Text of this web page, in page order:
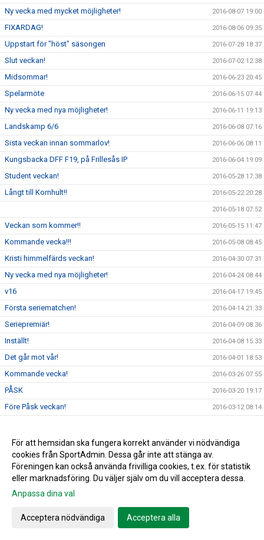
Ny vecka med mycket möjligheter! 2016-08-07 19:00
FIXARDAG! 2016-08-06 09:35
Uppstart för "höst" säsongen 2016-07-28 18:37
Slut veckan! 2016-07-02 12:38
Midsommar! 2016-06-23 20:45
Spelarmöte 2016-06-15 07:44
Ny vecka med nya möjligheter! 2016-06-11 19:13
Landskamp 6/6 2016-06-08 07:16
Sista veckan innan sommarlov! 2016-06-06 08:11
Kungsbacka DFF F19, på Frillesås IP 2016-06-04 19:09
Student veckan! 2016-05-28 17:38
Långt till Kornhult!! 2016-05-22 20:28
2016-05-18 07:52
Veckan som kommer!! 2016-05-15 11:47
Kommande vecka!!! 2016-05-08 08:45
Kristi himmelfärds veckan! 2016-04-30 07:31
Ny vecka med nya möjligheter! 2016-04-24 08:44
v16 2016-04-17 19:45
Första seriematchen! 2016-04-14 21:33
Seriepremiär! 2016-04-09 08:36
Inställt! 2016-04-08 15:33
Det går mot vår! 2016-04-01 18:53
Kommande vecka! 2016-03-26 07:55
PÅSK 2016-03-20 19:17
Före Påsk veckan! 2016-03-12 08:14
Serien 2016 2016-02-19 05:32
Vill du påverka! 2016-02-01 19:35
NYTT ÅR & NYA MÖJLIGHETER! 2016-01-07 08:49
God Jul & Gott Nytt År!
Äntligen är det klart!!
För att hemsidan ska fungera korrekt använder vi nödvändiga
cookies från SportAdmin. Dessa går inte att stänga av.
Föreningen kan också använda frivilliga cookies, t.ex. för statistik
eller marknadsföring. Du väljer själv om du vill acceptera dessa.
Anpassa dina val
Acceptera nödvändiga Acceptera alla